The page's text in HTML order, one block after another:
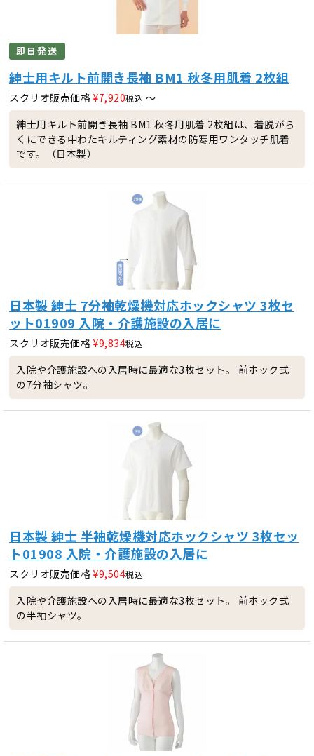
即日発送
紳士用キルト前開き長袖 BM1 秋冬用肌着 2枚組
スクリオ販売価格 ¥7,920税込 〜
紳士用キルト前開き長袖 BM1 秋冬用肌着 2枚組は、着脱がら
くにできる中わたキルティング素材の防寒用ワンタッチ肌着
です。（日本製）
日本製 紳士 7分袖乾燥機対応ホックシャツ 3枚セ
ット01909 入院・介護施設の入居に
スクリオ販売価格 ¥9,834税込
入院や介護施設への入居時に最適な3枚セット。 前ホック式
の7分袖シャツ。
日本製 紳士 半袖乾燥機対応ホックシャツ 3枚セッ
ト01908 入院・介護施設の入居に
スクリオ販売価格 ¥9,504税込
入院や介護施設への入居時に最適な3枚セット。 前ホック式
の半袖シャツ。